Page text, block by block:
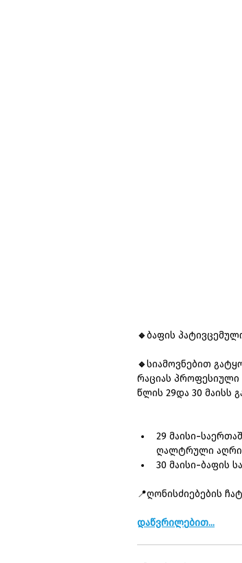
🔹ბაფის
🔹სი­ა­მოვ­ნე­ბით
რა­ცი­ას­ პრო­ფე­სი­უ­ლი
წლის ­29­და­ 30­ მა­ისს
29
ღალ­ტ­რუ­ლი
30 ­მა­ი­სი­−­ბა­ფის
📍ღო­ნის­ძი­ე­ბე­ბის
დაწვრილებით...